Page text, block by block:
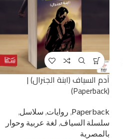
آدم السياف (ابنة الجنرال) |
(Paperback)
Paperback
, روايات, سلاسل,
سلسلة السياف, لغة عربية وحوار
بالمصرية